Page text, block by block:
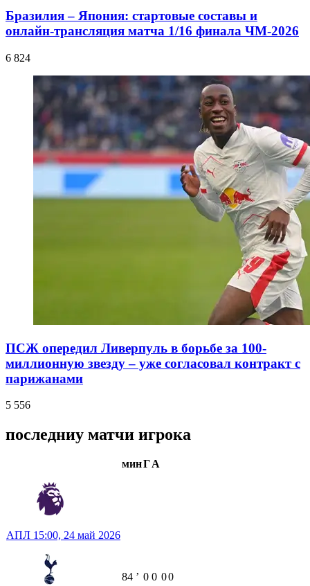
Бразилия – Япония: стартовые составы и
онлайн-трансляция матча 1/16 финала ЧМ-2026
6 824
ПСЖ опередил Ливерпуль в борьбе за 100-
миллионную звезду – уже согласовал контракт с
парижанами
5 556
последниу матчи игрока
минГА
АПЛ 15:00, 24 май 2026
84 ʼ 0 0 00